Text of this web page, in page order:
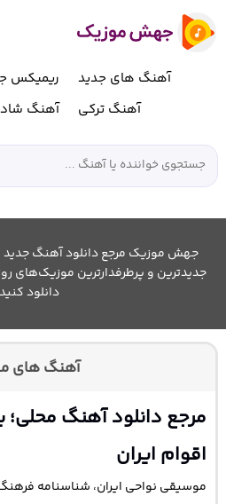
آهنگ های جدید ریمیکس
آهنگ ترکی
آهنگ شاد
جهش موزیک مرجع دانلود آهنگ جدید
جدیدترین و پرطرفدارترین موزیک‌های
دانلود
آهنگ های
مرجع دانلود آهنگ محلی؛
اقوام ایران
موسیقی نواحی ایران، شناسنامه